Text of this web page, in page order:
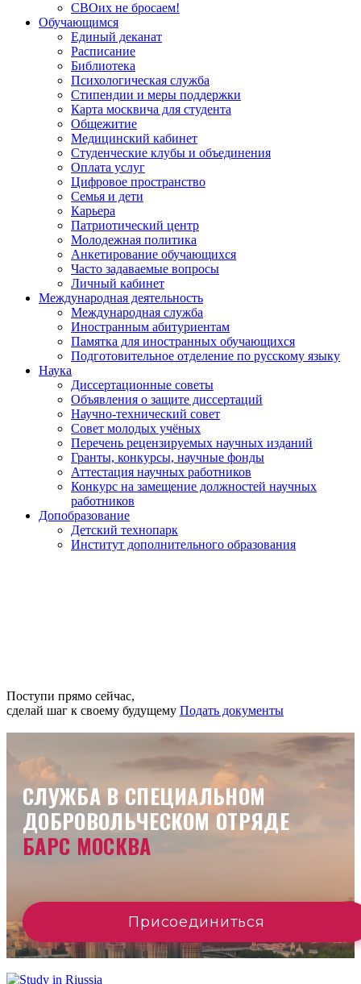
СВОих не бросаем!
Обучающимся
Единый деканат
Расписание
Библиотека
Психологическая служба
Стипендии и меры поддержки
Карта москвича для студента
Общежитие
Медицинский кабинет
Студенческие клубы и объединения
Оплата услуг
Цифровое пространство
Семья и дети
Карьера
Патриотический центр
Молодежная политика
Анкетирование обучающихся
Часто задаваемые вопросы
Личный кабинет
Международная деятельность
Международная служба
Иностранным абитуриентам
Памятка для иностранных обучающихся
Подготовительное отделение по русскому языку
Наука
Диссертационные советы
Объявления о защите диссертаций
Научно-технический совет
Совет молодых учёных
Перечень рецензируемых научных изданий
Гранты, конкурсы, научные фонды
Аттестация научных работников
Конкурс на замещение должностей научных
работников
Допобразование
Детский технопарк
Институт дополнительного образования
Поступи прямо сейчас,
сделай шаг к своему будущему Подать документы
СЛУЖБА В СПЕЦИАЛЬНОМ
ДОБРОВОЛЬЧЕСКОМ ОТРЯДЕ
БАРС МОСКВА
Присоединиться